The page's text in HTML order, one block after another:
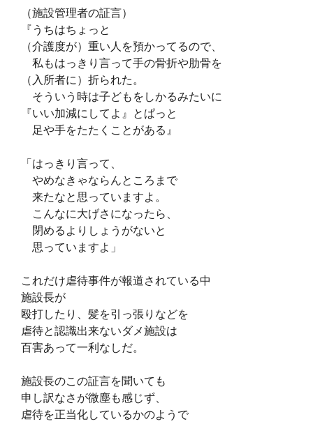
（施設管理者の証言）
『うちはちょっと
（介護度が） 重い人を預かってるので、
私もはっきり言って手の骨折や肋骨を
（入所者に）折られた。
そういう時は子どもをしかるみたいに
『いい加減にしてよ』とぱっと
足や手をたたくことがある』
「はっきり言って、
やめなきゃならんところ まで
来たなと思っていますよ。
こんなに大げさになったら、
閉めるよりしょうがないと
思っていますよ」
これだけ虐待事件が報道されている中
施設長が
殴打したり、髪を引っ張りなどを
虐待と認識出来ないダメ施設は
百害あって一利なしだ。
施設長のこの証言を聞いても
申し訳なさが微塵も感じず、
虐待を正当化しているかのようで